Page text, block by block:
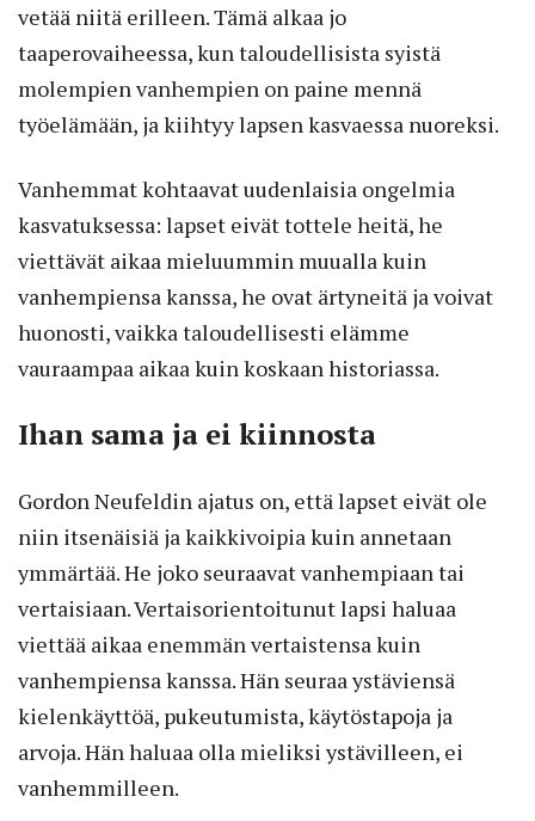
vetää niitä erilleen. Tämä alkaa jo
taaperovaiheessa, kun taloudellisista syistä
molempien vanhempien on paine mennä
työelämään, ja kiihtyy lapsen kasvaessa nuoreksi.
Vanhemmat kohtaavat uudenlaisia ongelmia
kasvatuksessa: lapset eivät tottele heitä, he
viettävät aikaa mieluummin muualla kuin
vanhempiensa kanssa, he ovat ärtyneitä ja voivat
huonosti, vaikka taloudellisesti elämme
vauraampaa aikaa kuin koskaan historiassa.
Ihan sama ja ei kiinnosta
Gordon Neufeldin ajatus on, että lapset eivät ole
niin itsenäisiä ja kaikkivoipia kuin annetaan
ymmärtää. He joko seuraavat vanhempiaan tai
vertaisiaan. Vertaisorientoitunut lapsi haluaa
viettää aikaa enemmän vertaistensa kuin
vanhempiensa kanssa. Hän seuraa ystäviensä
kielenkäyttöä, pukeutumista, käytöstapoja ja
arvoja. Hän haluaa olla mieliksi ystävilleen, ei
vanhemmilleen.